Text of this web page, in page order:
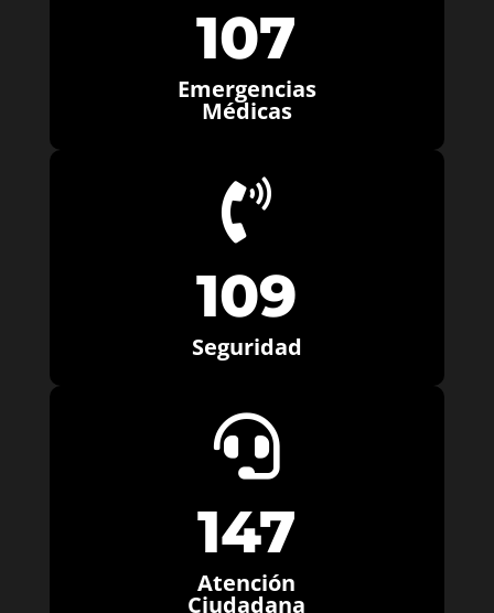
107
Emergencias
Médicas

109
Seguridad

147
Atención
Ciudadana